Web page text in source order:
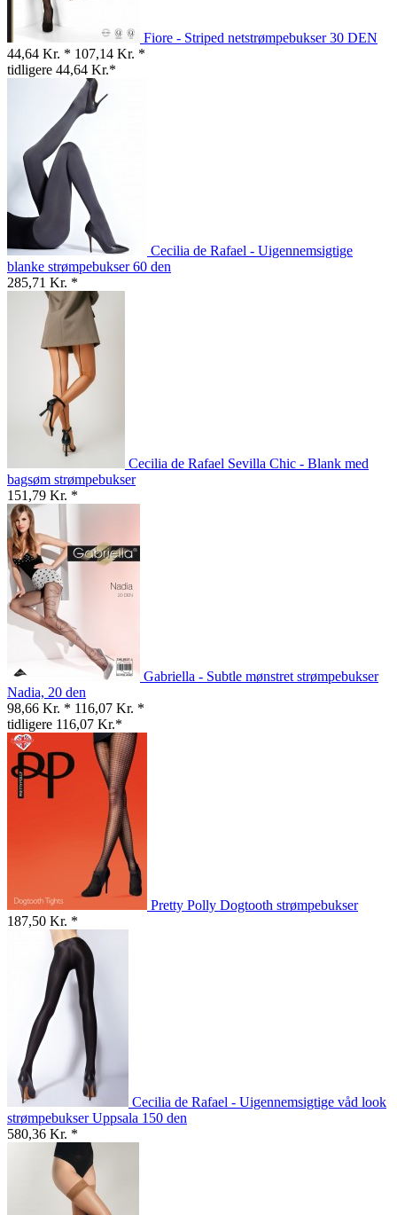
Fiore - Striped netstrømpebukser 30 DEN
44,64 Kr. * 107,14 Kr. *
tidligere 44,64 Kr.*
Cecilia de Rafael - Uigennemsigtige
blanke strømpebukser 60 den
285,71 Kr. *
Cecilia de Rafael Sevilla Chic - Blank med
bagsøm strømpebukser
151,79 Kr. *
Gabriella - Subtle mønstret strømpebukser
Nadia, 20 den
98,66 Kr. * 116,07 Kr. *
tidligere 116,07 Kr.*
Pretty Polly Dogtooth strømpebukser
187,50 Kr. *
Cecilia de Rafael - Uigennemsigtige våd look
strømpebukser Uppsala 150 den
580,36 Kr. *